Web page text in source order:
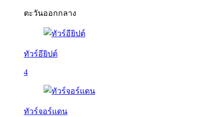
ตะวันออกกลาง
ทัวร์อียิปต์
4
ทัวร์จอร์แดน